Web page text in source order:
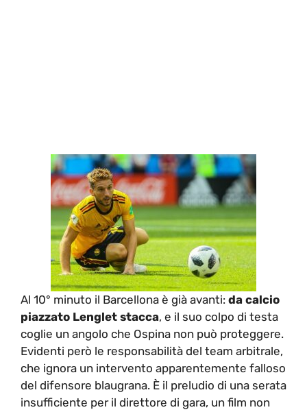
Al 10° minuto il Barcellona è già avanti: da calcio
piazzato Lenglet stacca, e il suo colpo di testa
coglie un angolo che Ospina non può proteggere.
Evidenti però le responsabilità del team arbitrale,
che ignora un intervento apparentemente falloso
del difensore blaugrana. È il preludio di una serata
insufficiente per il direttore di gara, un film non